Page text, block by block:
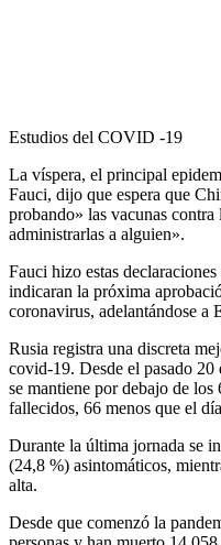
Estudios del COVID -19
La víspera, el principal
Fauci, dijo que espera que
probando» las vacunas
administrarlas a alguien».
Fauci hizo estas
indicaran la próxima
coronavirus, adelantándose a
Rusia registra una discreta
covid-19. Desde el pasado
se mantiene por debajo de
fallecidos, 66 menos que el
Durante la última jornada se
(24,8 %) asintomáticos,
alta.
Desde que comenzó la